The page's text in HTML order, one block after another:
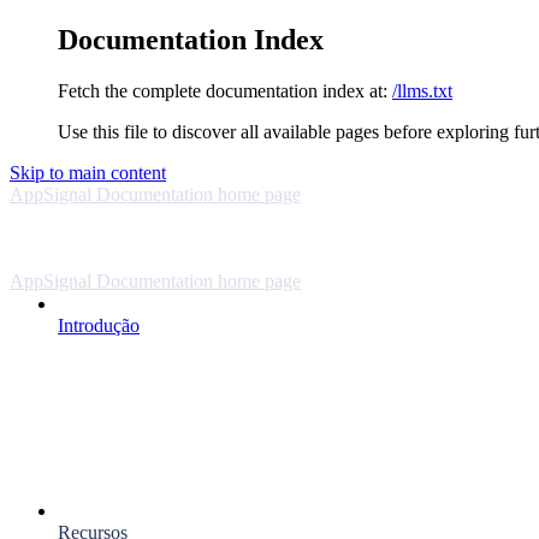
Documentation Index
Fetch the complete documentation index at: /llms.txt
Use this file to discover all available pages before exploring
Skip to main content
AppSignal Documentation home page
AppSignal Documentation home page
Introdução
Recursos